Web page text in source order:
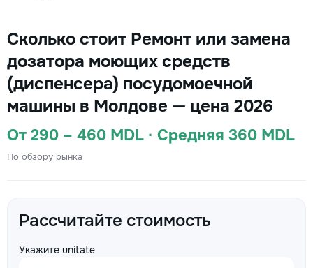
Сколько стоит Ремонт или замена
дозатора моющих средств
(диспенсера) посудомоечной
машины в Молдове — цена 2026
От 290 – 460 MDL · Средняя 360 MDL
По обзору рынка
Рассчитайте стоимость
Укажите unitate